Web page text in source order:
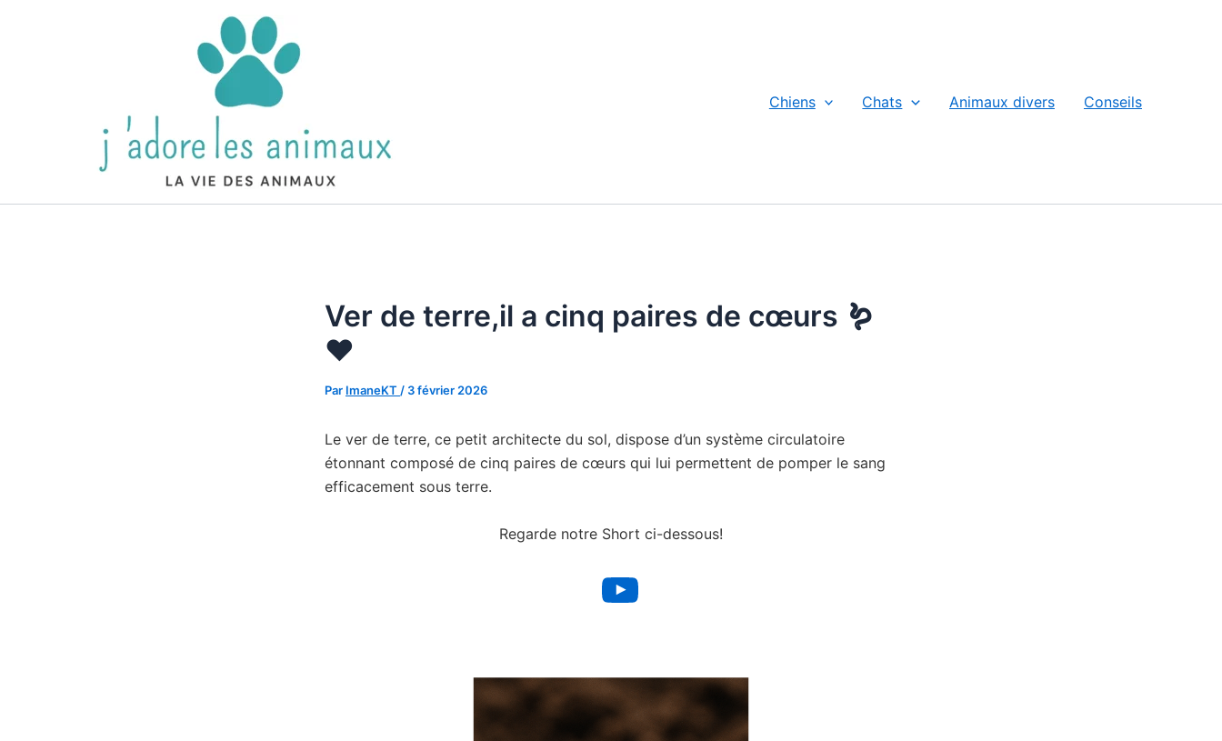
Chiens Chats Animaux divers Conseils
Ver de terre,il a cinq paires de cœurs 🪱
❤️
Par ImaneKT / 3 février 2026
Le ver de terre, ce petit architecte du sol, dispose d’un système circulatoire
étonnant composé de cinq paires de cœurs qui lui permettent de pomper le sang
efficacement sous terre.
Regarde notre Short ci-dessous!
YouTube